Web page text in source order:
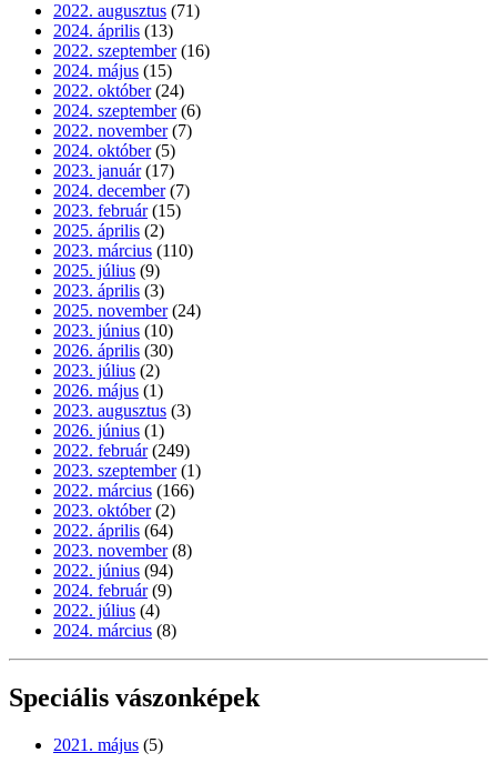
2022. augusztus (71)
2024. április (13)
2022. szeptember (16)
2024. május (15)
2022. október (24)
2024. szeptember (6)
2022. november (7)
2024. október (5)
2023. január (17)
2024. december (7)
2023. február (15)
2025. április (2)
2023. március (110)
2025. július (9)
2023. április (3)
2025. november (24)
2023. június (10)
2026. április (30)
2023. július (2)
2026. május (1)
2023. augusztus (3)
2026. június (1)
2022. február (249)
2023. szeptember (1)
2022. március (166)
2023. október (2)
2022. április (64)
2023. november (8)
2022. június (94)
2024. február (9)
2022. július (4)
2024. március (8)
Speciális vászonképek
2021. május (5)